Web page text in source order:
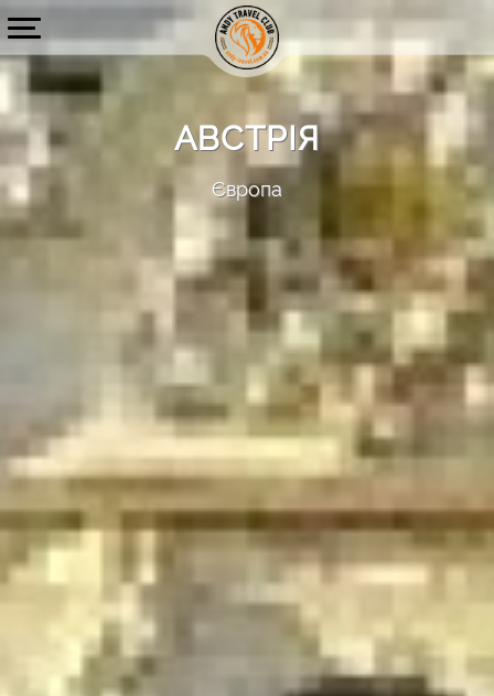
АВСТРІЯ
Європа